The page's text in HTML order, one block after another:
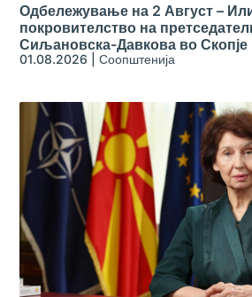
Одбележување на 2 Август –
покровителство на
Сиљановска-Давкова во Скопје
01.08.2026 |Соопштенија